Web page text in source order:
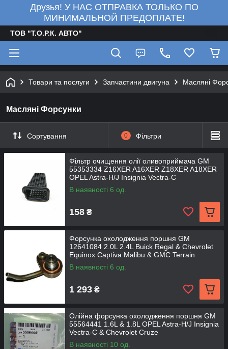
Друзья! У НАС ОТПРАВКА ТОЛЬКО ПО
МИНИМАЛЬНОЙ ПРЕДОПЛАТЕ!
ТОВ "Т.О.Р.К. АВТО"
Товари та послуги Запчастини двигуна Масляні
Масляні Форсунки
Сортування 0 Фільтри
Фільтр очищення олії оливоприймача GM
55353334 Z16XER A16XER Z18XER A18XER
OPEL Astra-H/J Insignia Vectra-C
В наявності 6 од.
158 ₴
Форсунка охолодження поршня GM
12641084 2.0L 2.4L Buick Regal & Chevrolet
Equinox Captiva Malibu & GMC Terrain
В наявності 6 од.
1 293 ₴
Олійна форсунка охолодження поршня GM
55564441 1.6L & 1.8L OPEL Astra-H/J Insignia
Vectra-C & Chevrolet Cruze
В наявності 10 од.